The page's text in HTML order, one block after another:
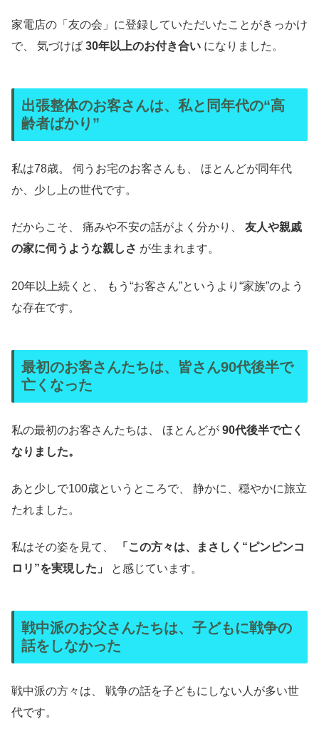
家電店の「友の会」に登録していただいたことがきっかけ
で、 気づけば 30年以上のお付き合い になりました。
出張整体のお客さんは、私と同年代の“高
齢者ばかり”
私は78歳。 伺うお宅のお客さんも、 ほとんどが同年代
か、少し上の世代です。
だからこそ、 痛みや不安の話がよく分かり、 友人や親戚
の家に伺うような親しさ が生まれます。
20年以上続くと、 もう“お客さん”というより“家族”のよう
な存在です。
最初のお客さんたちは、皆さん90代後半で
亡くなった
私の最初のお客さんたちは、 ほとんどが 90代後半で亡く
なりました。
あと少しで100歳というところで、 静かに、穏やかに旅立
たれました。
私はその姿を見て、
「この方々は、まさしく“ピンピンコ
ロリ”を実現した」
と感じています。
戦中派のお父さんたちは、子どもに戦争の
話をしなかった
戦中派の方々は、 戦争の話を子どもにしない人が多い世
代です。